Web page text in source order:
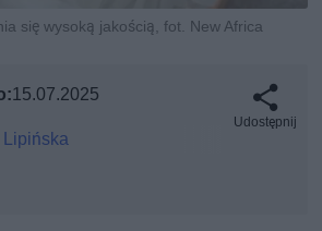
się wysoką jakością, fot. New Africa
15.07.2025
Udostępnij